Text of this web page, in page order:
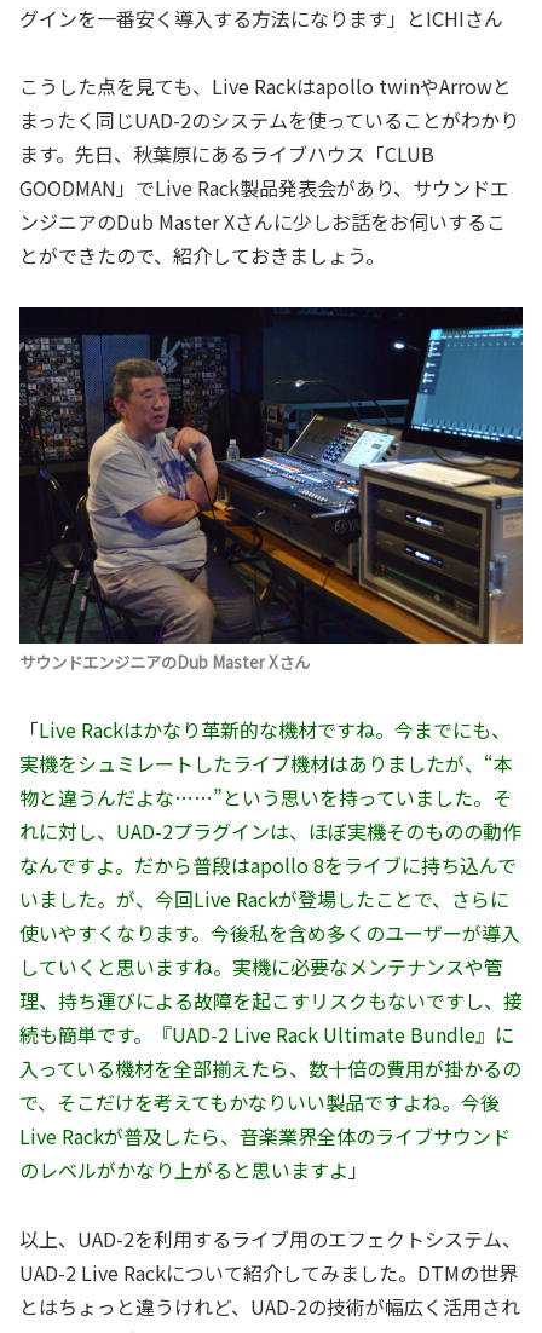
グインを一番安く導入する方法になります」とICHIさん
こうした点を見ても、Live Rackはapollo twinやArrowと
まったく同じUAD-2のシステムを使っていることがわかり
ます。先日、秋葉原にあるライブハウス「CLUB
GOODMAN」でLive Rack製品発表会があり、サウンドエ
ンジニアのDub Master Xさんに少しお話をお伺いするこ
とができたので、紹介しておきましょう。
サウンドエンジニアのDub Master Xさん
「Live Rackはかなり革新的な機材ですね。今までにも、
実機をシュミレートしたライブ機材はありましたが、“本
物と違うんだよな……”という思いを持っていました。そ
れに対し、UAD-2プラグインは、ほぼ実機そのものの動作
なんですよ。だから普段はapollo 8をライブに持ち込んで
いました。が、今回Live Rackが登場したことで、さらに
使いやすくなります。今後私を含め多くのユーザーが導入
していくと思いますね。実機に必要なメンテナンスや管
理、持ち運びによる故障を起こすリスクもないですし、接
続も簡単です。『UAD-2 Live Rack Ultimate Bundle』に
入っている機材を全部揃えたら、数十倍の費用が掛かるの
で、そこだけを考えてもかなりいい製品ですよね。今後
Live Rackが普及したら、音楽業界全体のライブサウンド
のレベルがかなり上がると思いますよ 」
以上、UAD-2を利用するライブ用のエフェクトシステム、
UAD-2 Live Rackについて紹介してみました。DTMの世界
とはちょっと違うけれど、UAD-2の技術が幅広く活用され